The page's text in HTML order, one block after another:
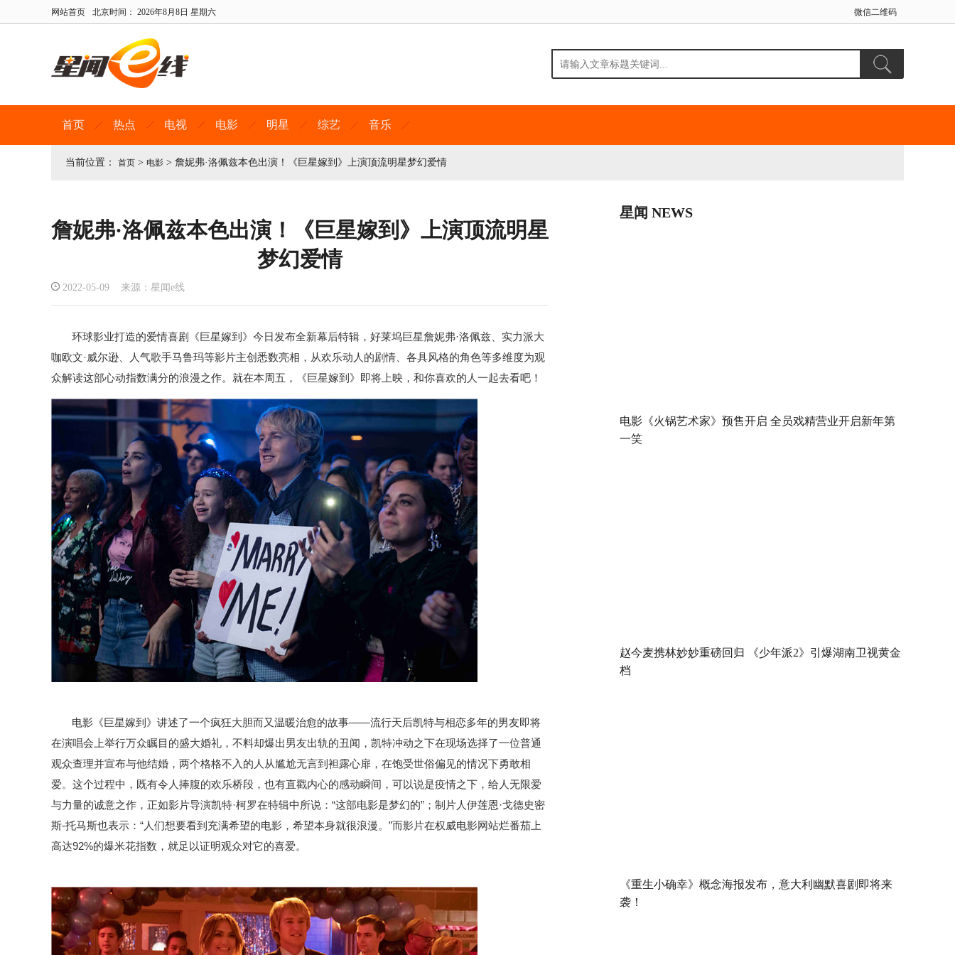
网站首页 北京时间： 2026年8月8日 星期六 微信二维码
首页 热点 电视 电影 明星 综艺 音乐
当前位置： 首页 > 电影 > 詹妮弗·洛佩兹本色出演！《巨星嫁到》上演顶流明星梦幻爱情
詹妮弗·洛佩兹本色出演！《巨星嫁到》上演顶流明星
梦幻爱情
2022-05-09 来源：星闻e线
环球影业打造的爱情喜剧《巨星嫁到》今日发布全新幕后特辑，好莱坞巨星詹妮弗·洛佩兹、实力派大
咖欧文·威尔逊、人气歌手马鲁玛等影片主创悉数亮相，从欢乐动人的剧情、各具风格的角色等多维度为观
众解读这部心动指数满分的浪漫之作。就在本周五，《巨星嫁到》即将上映，和你喜欢的人一起去看吧！
电影《巨星嫁到》讲述了一个疯狂大胆而又温暖治愈的故事——流行天后凯特与相恋多年的男友即将
在演唱会上举行万众瞩目的盛大婚礼，不料却爆出男友出轨的丑闻，凯特冲动之下在现场选择了一位普通
观众查理并宣布与他结婚，两个格格不入的人从尴尬无言到袒露心扉，在饱受世俗偏见的情况下勇敢相
爱。这个过程中，既有令人捧腹的欢乐桥段，也有直戳内心的感动瞬间，可以说是疫情之下，给人无限爱
与力量的诚意之作，正如影片导演凯特·柯罗在特辑中所说：“这部电影是梦幻的”；制片人伊莲恩·戈德史密
斯-托马斯也表示：“人们想要看到充满希望的电影，希望本身就很浪漫。”而影片在权威电影网站烂番茄上
高达92%的爆米花指数，就足以证明观众对它的喜爱。
星闻 NEWS
电影《火锅艺术家》预售开启 全员戏精营业开启新年第
一笑
赵今麦携林妙妙重磅回归 《少年派2》引爆湖南卫视黄金
档
《重生小确幸》概念海报发布，意大利幽默喜剧即将来
袭！